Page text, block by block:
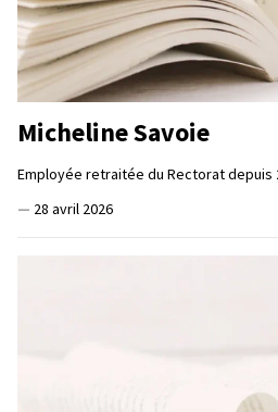
Micheline Savoie
Employée retraitée du Rectorat depuis
— 28 avril 2026